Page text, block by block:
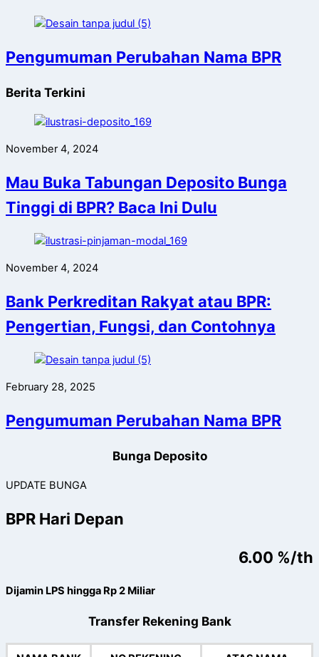
Pengumuman Perubahan Nama BPR
Berita Terkini
November 4, 2024
Mau Buka Tabungan Deposito Bunga
Tinggi di BPR? Baca Ini Dulu
November 4, 2024
Bank Perkreditan Rakyat atau BPR:
Pengertian, Fungsi, dan Contohnya
February 28, 2025
Pengumuman Perubahan Nama BPR
Bunga Deposito
UPDATE BUNGA
BPR Hari Depan
6.00 %/th
Dijamin LPS hingga Rp 2 Miliar
Transfer Rekening Bank